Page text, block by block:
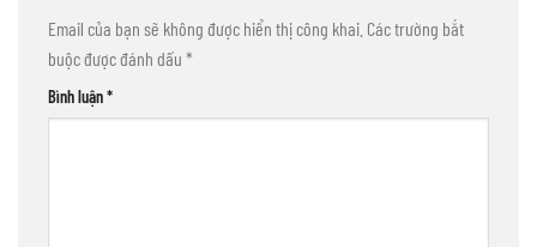
Email của bạn sẽ không được hiển thị công khai. Các trường bắt
buộc được đánh dấu *
Bình luận*